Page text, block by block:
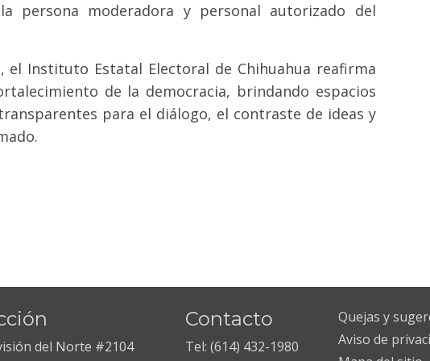
persona moderadora y personal autorizado del
el Instituto Estatal Electoral de Chihuahua reafirma
de la democracia, brindando espacios
para el diálogo, el contraste de ideas y
del Norte #2104
Contacto
Tel: (614) 432-1980
Quejas y
Aviso de